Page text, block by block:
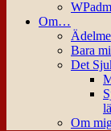
Om…
Bara
Det
Om